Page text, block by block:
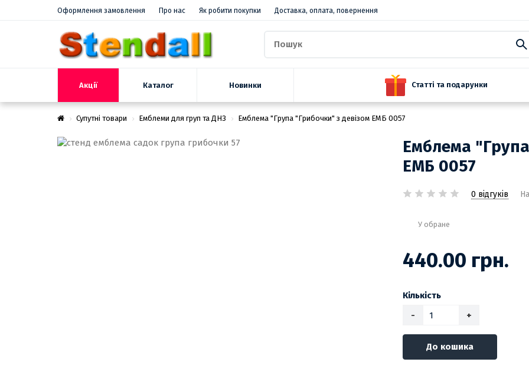
Оформлення замовлення Про нас Як робити покупки Доставка, оплата, повернення
Акції Каталог Новинки Статті та подарунки
Супутні товари Емблеми для груп та ДНЗ Емблема "Група "Грибочки" з девізом ЕМБ 0057
Емблема
ЕМБ 0057
0 відгуків
У обране
440.00 грн.
Кількість
-
+
До кошика